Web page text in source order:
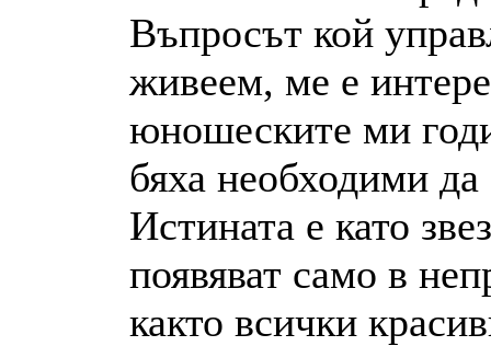
Въпросът кой
живеем, ме е
юношеските ми
бяха необходими
Истината е като
появяват само в
както всички